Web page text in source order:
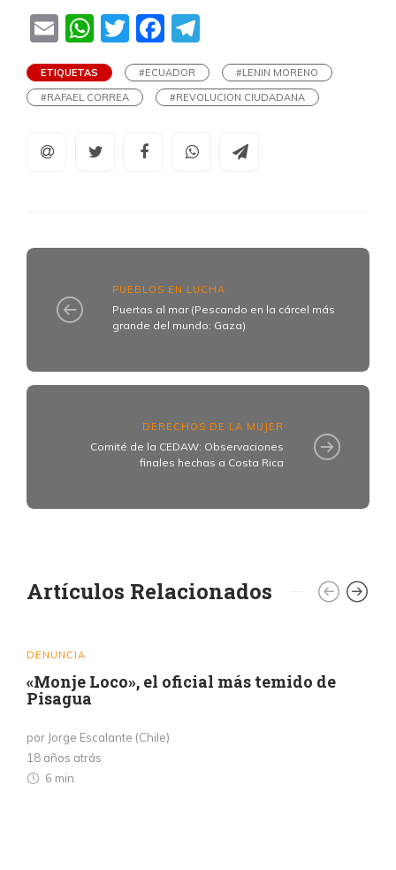
EmailWhatsApp
TwitterFacebook
ETIQUETAS #ECUADOR
#LENIN MORENO
#RAFAEL CORREA
#REVOLUCION CIUDADANA
PUEBLOS EN LUCHA
Puertas al mar (Pescando en la cárcel más
grande del mundo: Gaza)
DERECHOS DE LA MUJER
Comité de la CEDAW: Observaciones
finales hechas a Costa Rica
Artículos Relacionados
DENUNCIA
«Monje Loco», el oficial más temido de
Pisagua
por Jorge Escalante (Chile)
18 años atrás
6 min